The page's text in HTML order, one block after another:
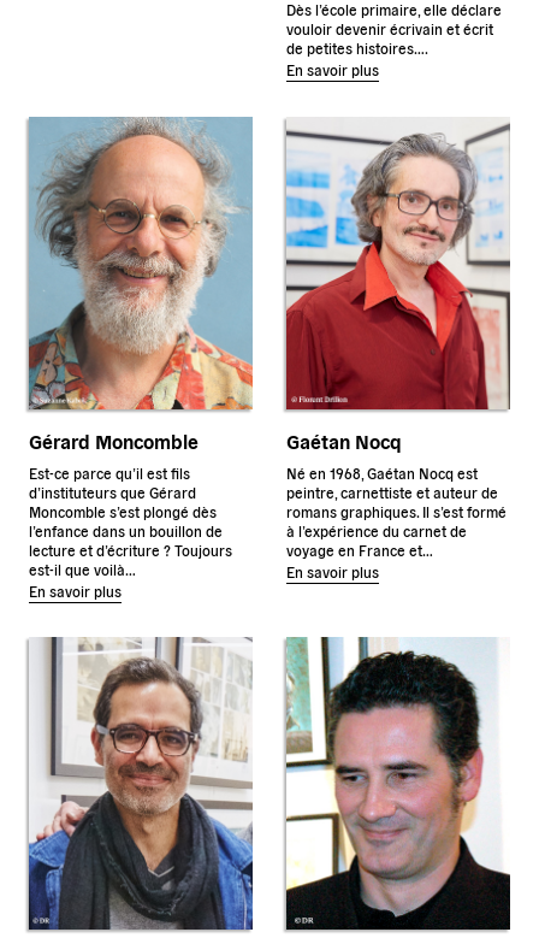
Dès l’école primaire, elle déclare
vouloir devenir écrivain et écrit
de petites histoires….
En savoir plus
Gérard Moncomble
Est-ce parce qu’il est fils
d’instituteurs que Gérard
Moncomble s’est plongé dès
l’enfance dans un bouillon de
lecture et d’écriture ? Toujours
est-il que voilà…
En savoir plus
Gaétan Nocq
Né en 1968, Gaétan Nocq est
peintre, carnettiste et auteur de
romans graphiques. Il s’est formé
à l’expérience du carnet de
voyage en France et…
En savoir plus